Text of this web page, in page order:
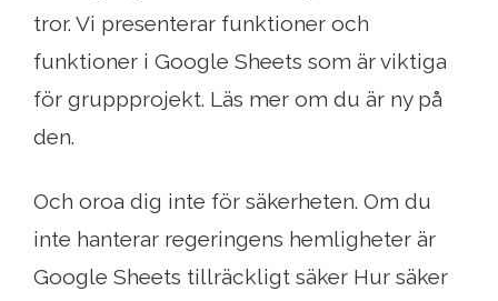
tror. Vi presenterar funktioner och
funktioner i Google Sheets som är viktiga
för gruppprojekt. Läs mer om du är ny på
den.
Och oroa dig inte för säkerheten. Om du
inte hanterar regeringens hemligheter är
Google Sheets tillräckligt säker Hur säker